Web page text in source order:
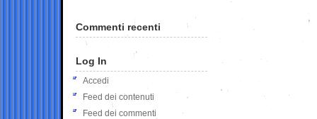
Commenti recenti
Log In
Accedi
Feed dei contenuti
Feed dei commenti